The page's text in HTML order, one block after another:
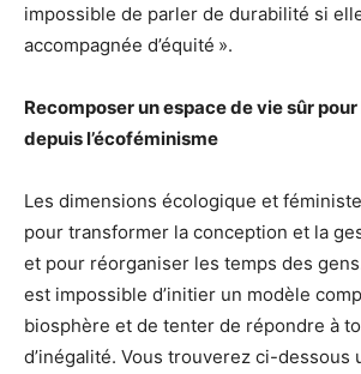
impossible de parler de durabilité si
accompagnée d’équité ».
Recomposer un espace de vie sûr pour
depuis l’écoféminisme
Les dimensions écologique et
pour transformer la conception et la
et pour réorganiser les temps des
est impossible d’initier un modèle
biosphère et de tenter de répondre à
d’inégalité. Vous trouverez ci-dessous